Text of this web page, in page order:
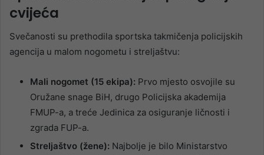
cvijeća
Svečanosti su prethodila sportska takmičenja policijskih
agencija u malom nogometu i streljaštvu:
Mali nogomet (15 ekipa): Prvo mjesto osvojile su
Oružane snage BiH, drugo Policijska akademija
FMUP-a, a treće Jedinica za osiguranje ličnosti i
zgrada FUP-a.
Streljaštvo (žene): Najbolje je bilo Ministarstvo